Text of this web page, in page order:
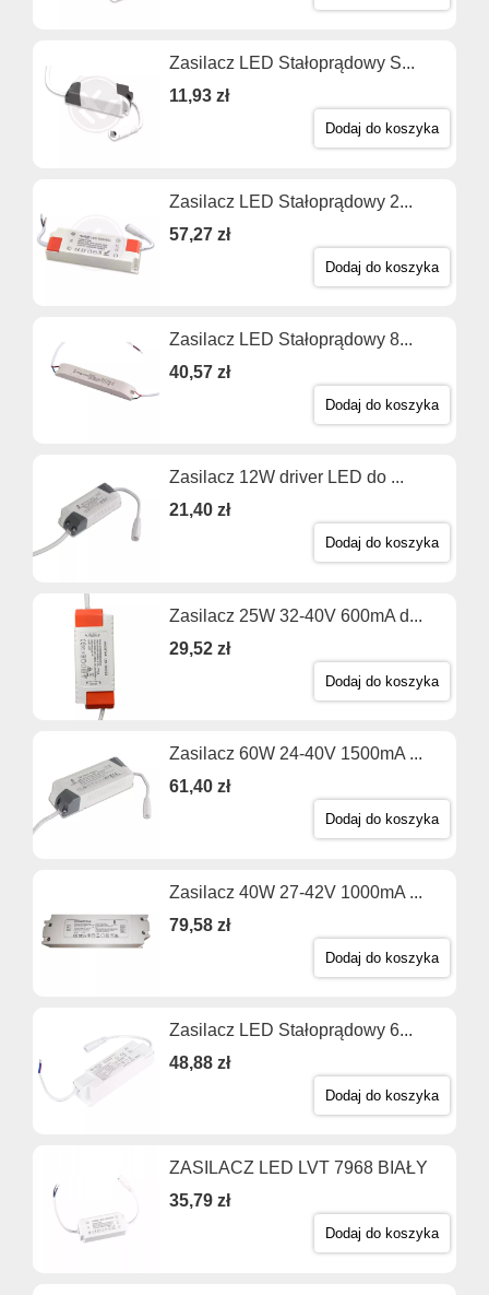
Zasilacz LED Stałoprądowy S...
11,93 zł
Dodaj do koszyka
Zasilacz LED Stałoprądowy 2...
57,27 zł
Dodaj do koszyka
Zasilacz LED Stałoprądowy 8...
40,57 zł
Dodaj do koszyka
Zasilacz 12W driver LED do ...
21,40 zł
Dodaj do koszyka
Zasilacz 25W 32-40V 600mA d...
29,52 zł
Dodaj do koszyka
Zasilacz 60W 24-40V 1500mA ...
61,40 zł
Dodaj do koszyka
Zasilacz 40W 27-42V 1000mA ...
79,58 zł
Dodaj do koszyka
Zasilacz LED Stałoprądowy 6...
48,88 zł
Dodaj do koszyka
ZASILACZ LED LVT 7968 BIAŁY
35,79 zł
Dodaj do koszyka